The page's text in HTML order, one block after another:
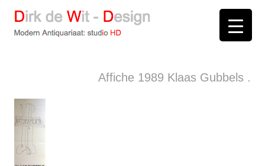
Dirk de Wit - Design
Modern Antiquariaat: studio HD
Affiche 1989 Klaas Gubbels .